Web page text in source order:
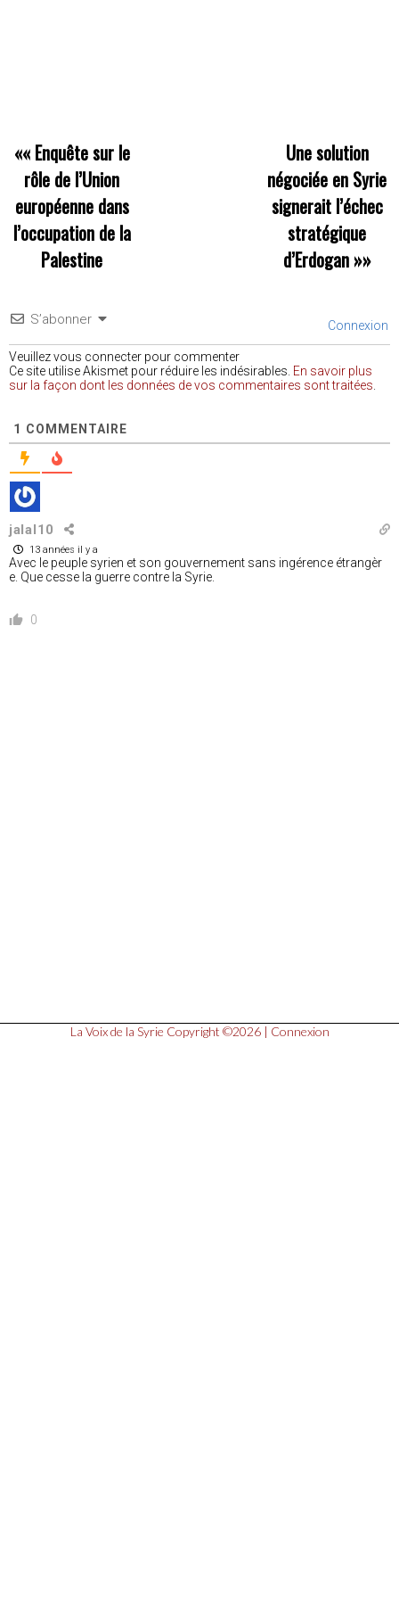
«« Enquête sur le
rôle de l’Union
européenne dans
l’occupation de la
Palestine
Une solution
négociée en Syrie
signerait l’échec
stratégique
d’Erdogan»»
S’abonner Connexion
Veuillez vous connecter pour commenter
Ce site utilise Akismet pour réduire les indésirables. En savoir plus
sur la façon dont les données de vos commentaires sont traitées
1 COMMENTAIRE
jalal10
13 années il y a
Avec le peuple syrien et son gouvernement sans ingérence étrangèr
e. Que cesse la guerre contre la Syrie.
0
La Voix de la Syrie Copyright ©2026 | Connexion